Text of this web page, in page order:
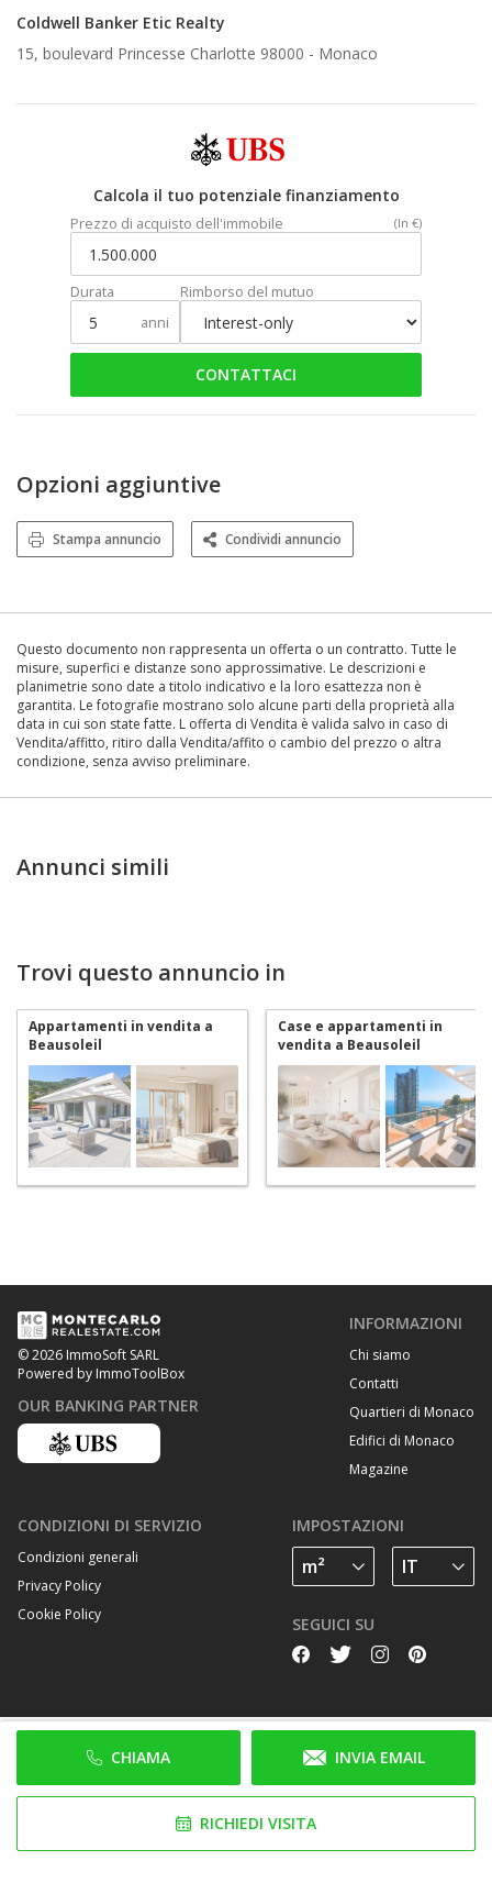
Coldwell Banker Etic Realty
15, boulevard Princesse Charlotte 98000 - Monaco
Calcola il tuo potenziale finanziamento
Prezzo di acquisto dell'immobile (In €)
Durata
anni
Rimborso del mutuo
CONTATTACI
CHIAMA INVIA EMAIL
RICHIEDI VISITA
Opzioni aggiuntive
Stampa annuncio Condividi annuncio
Questo documento non rappresenta un offerta o un contratto. Tutte le
misure, superfici e distanze sono approssimative. Le descrizioni e
planimetrie sono date a titolo indicativo e la loro esattezza non è
garantita. Le fotografie mostrano solo alcune parti della proprietà alla
data in cui son state fatte. L offerta di Vendita è valida salvo in caso di
Vendita/affitto, ritiro dalla Vendita/affito o cambio del prezzo o altra
condizione, senza avviso preliminare.
Annunci simili
Trovi questo annuncio in
Appartamenti in vendita a
Beausoleil
Case e appartamenti in
vendita a Beausoleil
© 2026 ImmoSoft SARL
Powered by ImmoToolBox
OUR BANKING PARTNER
INFORMAZIONI
Chi siamo
Contatti
Quartieri di Monaco
Edifici di Monaco
Magazine
CONDIZIONI DI SERVIZIO
Condizioni generali
Privacy Policy
Cookie Policy
IMPOSTAZIONI
SEGUICI SU